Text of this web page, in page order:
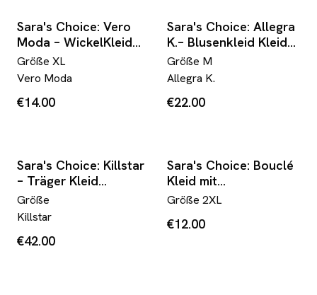
Sara's Choice: Vero
Moda – WickelKleid
Maxikleid | Gr. L 40 42
XL | Dark Alternative
Größe XL
Vero Moda
€14.00
Sara's Choice: Allegra
K.– Blusenkleid Kleid
Schleife grün weiss |
Gr. M 38 40 | Dark
Alternative
Größe M
Allegra K.
€22.00
Sara's Choice: Killstar
– Träger Kleid
Kunstleder Spitze
schwarz| Gr. XXL 46
Größe
Killstar
€42.00
Sara's Choice: Bouclé
Kleid mit
Bluseneinsatz u.
| Gr. XXL 44 46 | Dark
Größe 2XL
€12.00